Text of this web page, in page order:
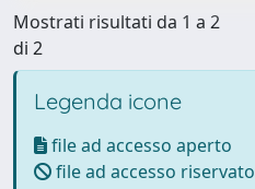
Mostrati risultati da 1 a 2
di 2
Legenda icone
file ad accesso aperto
file ad accesso riservato